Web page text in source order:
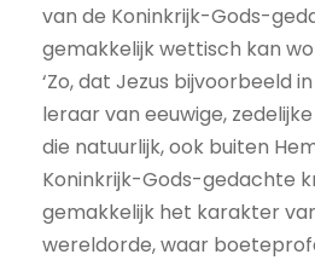
van de Koninkrijk-Gods-
gemakkelijk wettisch kan
‘Zo, dat Jezus bijvoorbeeld
leraar van eeuwige,
die natuurlijk, ook buiten Hem
Koninkrijk-Gods-gedachte
gemakkelijk het karakter
wereldorde, waar